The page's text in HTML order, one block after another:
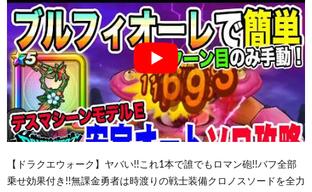
【ドラクエウォーク】ヤバい!!これ1本で誰でもロマン砲!!バフ全部
乗せ効果付き!!無課金勇者は時渡りの戦士装備クロノスソードを全力